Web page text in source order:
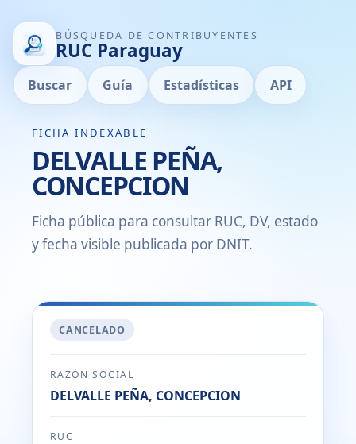
BÚSQUEDA DE CONTRIBUYENTES
RUC Paraguay
Buscar Guía Estadísticas API
FICHA INDEXABLE
DELVALLE PEÑA,
CONCEPCION
Ficha pública para consultar RUC, DV, estado
y fecha visible publicada por DNIT.
CANCELADO
RAZÓN SOCIAL
DELVALLE PEÑA, CONCEPCION
RUC